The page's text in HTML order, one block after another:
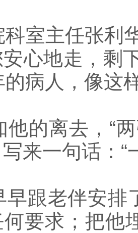
室主任张利
心地走，剩
的病人，像这
的离去，“两
来一句话：“
跟老伴安排
要求；把他